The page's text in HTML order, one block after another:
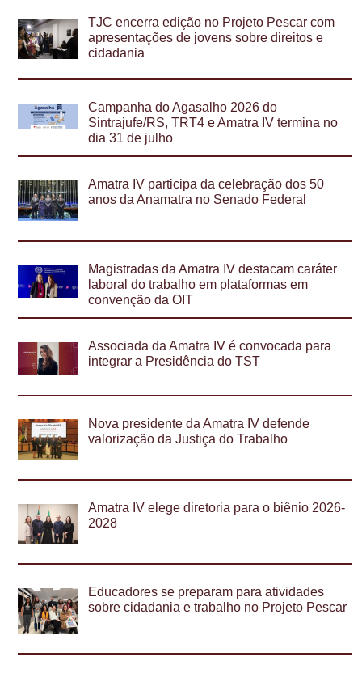
TJC encerra edição no Projeto Pescar com
apresentações de jovens sobre direitos e
cidadania
Campanha do Agasalho 2026 do
Sintrajufe/RS, TRT4 e Amatra IV termina no
dia 31 de julho
Amatra IV participa da celebração dos 50
anos da Anamatra no Senado Federal
Magistradas da Amatra IV destacam caráter
laboral do trabalho em plataformas em
convenção da OIT
Associada da Amatra IV é convocada para
integrar a Presidência do TST
Nova presidente da Amatra IV defende
valorização da Justiça do Trabalho
Amatra IV elege diretoria para o biênio 2026-
2028
Educadores se preparam para atividades
sobre cidadania e trabalho no Projeto Pescar